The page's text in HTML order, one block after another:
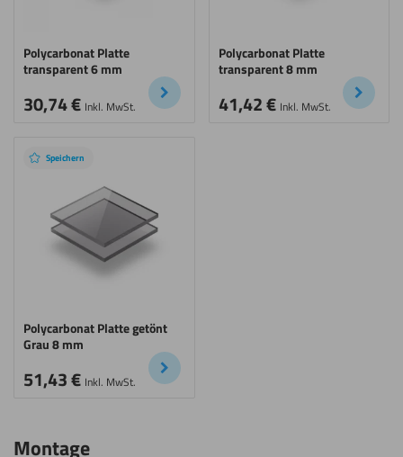
Polycarbonat Platte
transparent 6 mm
30,74€ Inkl. MwSt.
Polycarbonat Platte
transparent 8 mm
41,42€ Inkl. MwSt.
Speichern
Polycarbonat Platte getönt
Grau 8 mm
51,43€ Inkl. MwSt.
Montage